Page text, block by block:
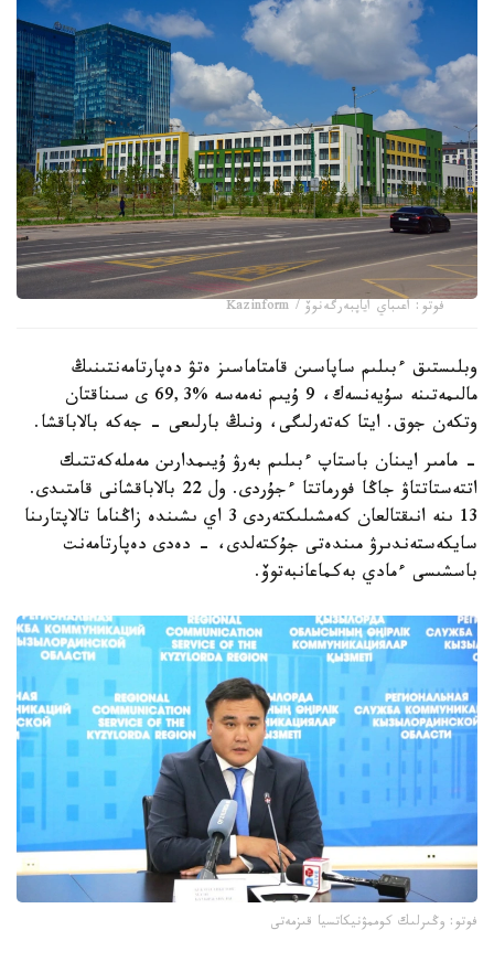
فوتو: اعىباي اياپبەرگەنوۆ / Kazinform
وبلىستىق ءبىلىم ساپاسىن قامتاماسىز ەتۋ دەپارتامەنتىنىڭ
مالىمەتىنە سۇيەنسەك، 9 ۇيىم نەمەسە %69,3 ى سىناقتان
وتكەن جوق. ايتا كەتەرلىگى، ونىڭ بارلىعى - جەكە بالاباقشا.
- مامىر ايىنان باستاپ ءبىلىم بەرۋ ۇيىمدارىن مەملەكەتتىك
اتتەستاتتاۋ جاڭا فورماتتا ءجۇردى. ول 22 بالاباقشانى قامتىدى.
13 ىنە انىقتالعان كەمشىلىكتەردى 3 اي ىشىندە زاڭناما تالاپتارىنا
سايكەستەندىرۋ مىندەتى جۇكتەلدى، - دەدى دەپارتامەنت
باسشىسى ءمادي بەكماعانبەتوۆ.
فوتو: وڭىرلىك كوممۋنيكاتسيا قىزمەتى